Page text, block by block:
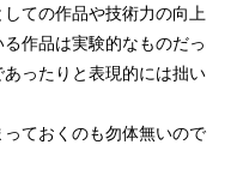
ての作品や技術力の向上
作品は実験的なものだっ
ったりと表現的には拙い
ておくのも勿体無いので